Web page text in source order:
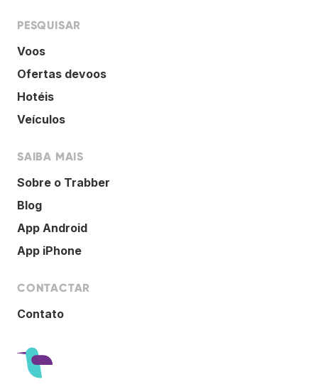
PESQUISAR
Voos
Ofertas devoos
Hotéis
Veículos
SAIBA MAIS
Sobre o Trabber
Blog
App Android
App iPhone
CONTACTAR
Contato